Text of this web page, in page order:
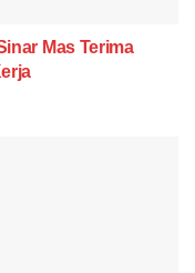
Mas Terima